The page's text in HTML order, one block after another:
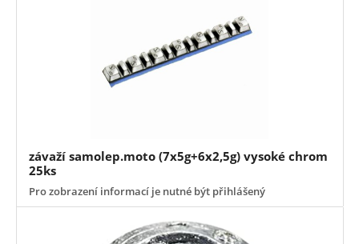
závaží samolep.moto (7x5g+6x2,5g) vysoké chrom
25ks
Pro zobrazení informací je nutné být přihlášený